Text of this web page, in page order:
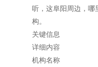
听，这阜阳周边，哪
构。
关键信息
详细内容
机构名称